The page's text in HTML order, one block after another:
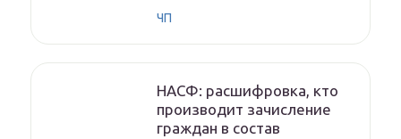
ЧП
НАСФ: расшифровка, кто
производит зачисление
граждан в состав